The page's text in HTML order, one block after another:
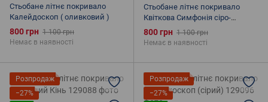
Стьобане літнє покривало
Калейдоскоп ( оливковий )
800 грн 1 100 грн
Немає в наявності
Стьобане літнє покривало
Квіткова Симфонія сіро-
бузкове
800 грн 1 100 грн
Немає в наявності
Розпродаж
−27%
Розпродаж
−27%